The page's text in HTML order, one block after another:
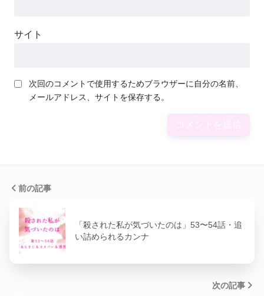
サイト
次回のコメントで使用するためブラウザーに自分の名前、
メールアドレス、サイトを保存する。
前の記事
「殺された私が気づいたのは」53〜54話・追
い詰められるカンナ
次の記事